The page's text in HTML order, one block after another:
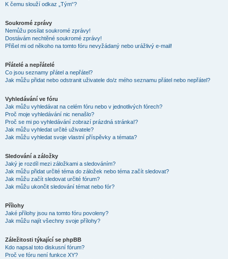
K čemu slouží odkaz „Tým“?
Soukromé zprávy
Nemůžu posílat soukromé zprávy!
Dostávám nechtěné soukromé zprávy!
Přišel mi od někoho na tomto fóru nevyžádaný nebo urážlivý e-mail!
Přátelé a nepřátelé
Co jsou seznamy přátel a nepřátel?
Jak můžu přidat nebo odstranit uživatele do/z mého seznamu přátel nebo nepřátel?
Vyhledávání ve fóru
Jak můžu vyhledávat na celém fóru nebo v jednotlivých fórech?
Proč moje vyhledávání nic nenašlo?
Proč se mi po vyhledávání zobrazí prázdná stránka!?
Jak můžu vyhledat určité uživatele?
Jak můžu vyhledat svoje vlastní příspěvky a témata?
Sledování a záložky
Jaký je rozdíl mezi záložkami a sledováním?
Jak můžu přidat určité téma do záložek nebo téma začít sledovat?
Jak můžu začít sledovat určité fórum?
Jak můžu ukončit sledování témat nebo fór?
Přílohy
Jaké přílohy jsou na tomto fóru povoleny?
Jak můžu najít všechny svoje přílohy?
Záležitosti týkající se phpBB
Kdo napsal toto diskusní fórum?
Proč ve fóru není funkce XY?